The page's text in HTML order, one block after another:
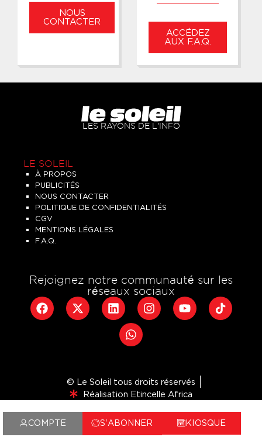
COMPTE S'ABONNER KIOSQUE
NOUS
CONTACTER
ACCÉDEZ
AUX F.A.Q.
LES RAYONS DE L'INFO
LE SOLEIL
À PROPOS
PUBLICITÉS
NOUS CONTACTER
POLITIQUE DE CONFIDENTIALITÉS
CGV
MENTIONS LÉGALES
F.A.Q.
Rejoignez notre communauté sur les
réseaux sociaux
© Le Soleil tous droits réservés
Réalisation Etincelle Africa